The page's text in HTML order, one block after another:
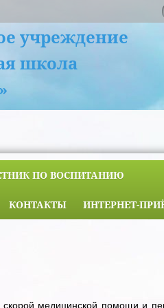
учреждение
школа
ПО ВОСПИТАНИЮ
КОНТАКТЫ ИНТЕРНЕТ-
медицинской помощи и